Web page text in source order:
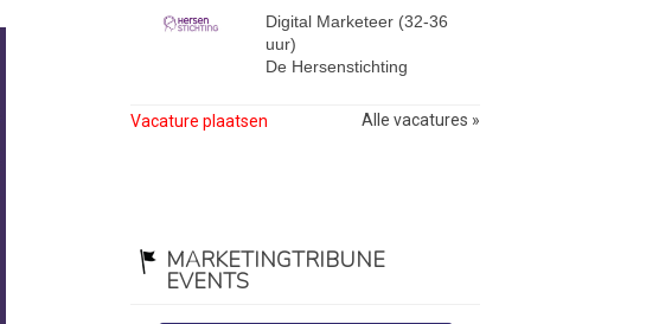
Digital Marketeer (32-36
uur)
De Hersenstichting
Vacature plaatsen Alle vacatures »
MARKETINGTRIBUNE
EVENTS